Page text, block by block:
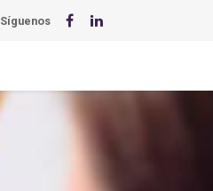
Síguenos